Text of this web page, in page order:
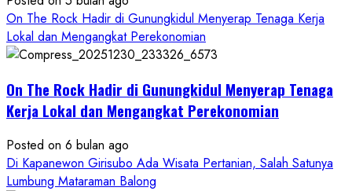
On The Rock Hadir di Gunungkidul Menyerap Tenaga Kerja
Lokal dan Mengangkat Perekonomian
On The Rock Hadir di Gunungkidul Menyerap Tenaga
Kerja Lokal dan Mengangkat Perekonomian
Posted on 6 bulan ago
Di Kapanewon Girisubo Ada Wisata Pertanian, Salah Satunya
Lumbung Mataraman Balong